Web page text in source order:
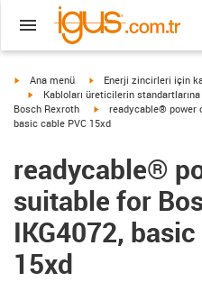
igus-icon-arrow-right
Ana menü igus-icon-arrow-right
Enerji zincirleri için
igus-icon-arrow-right
Kabloları üreticilerin
Bosch Rexroth
igus-icon-arrow-right
readycable® power
basic cable PVC 15xd
readycable®
suitable for
IKG4072,
15xd